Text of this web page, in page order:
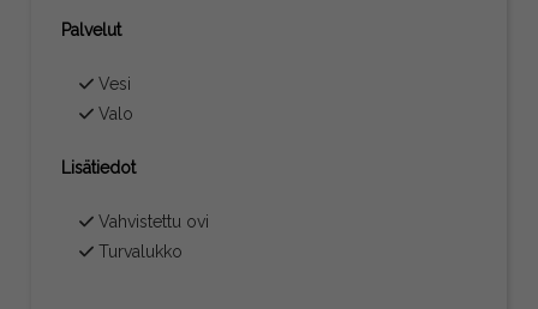
Palvelut
Vesi
Valo
Lisätiedot
Vahvistettu ovi
Turvalukko